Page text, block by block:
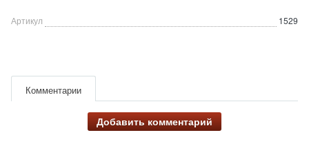
Артикул 1529
Комментарии
Добавить комментарий